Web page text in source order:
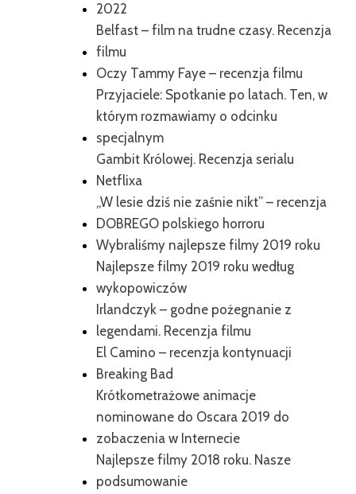
2022
Belfast – film na trudne czasy. Recenzja
filmu
Oczy Tammy Faye – recenzja filmu
Przyjaciele: Spotkanie po latach. Ten, w
którym rozmawiamy o odcinku
specjalnym
Gambit Królowej. Recenzja serialu
Netflixa
„W lesie dziś nie zaśnie nikt” – recenzja
DOBREGO polskiego horroru
Wybraliśmy najlepsze filmy 2019 roku
Najlepsze filmy 2019 roku według
wykopowiczów
Irlandczyk – godne pożegnanie z
legendami. Recenzja filmu
El Camino – recenzja kontynuacji
Breaking Bad
Krótkometrażowe animacje
nominowane do Oscara 2019 do
zobaczenia w Internecie
Najlepsze filmy 2018 roku. Nasze
podsumowanie